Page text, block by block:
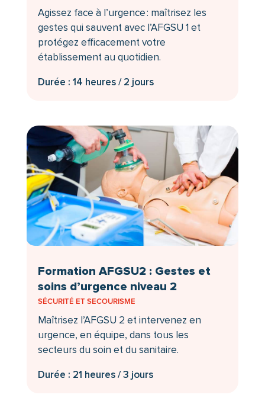
Agissez face à l’urgence : maîtrisez les
gestes qui sauvent avec l’AFGSU 1 et
protégez efficacement votre
établissement au quotidien.
Durée : 14 heures / 2 jours
Formation AFGSU2 : Gestes et
soins d’urgence niveau 2
SÉCURITÉ ET SECOURISME
Maîtrisez l’AFGSU 2 et intervenez en
urgence, en équipe, dans tous les
secteurs du soin et du sanitaire.
Durée : 21 heures / 3 jours